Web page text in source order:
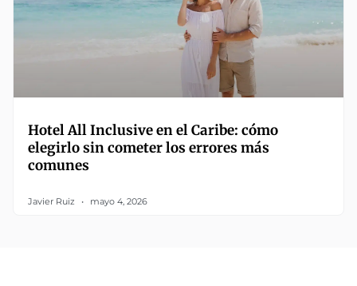
Hotel All Inclusive en el Caribe: cómo
elegirlo sin cometer los errores más
comunes
Javier Ruiz mayo 4, 2026